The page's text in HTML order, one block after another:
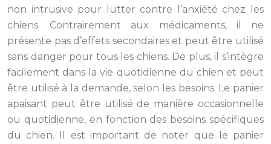
non intrusive pour lutter contre l’anxiété chez les
chiens. Contrairement aux médicaments, il ne
présente pas d’effets secondaires et peut être utilisé
sans danger pour tous les chiens. De plus, il s’intègre
facilement dans la vie quotidienne du chien et peut
être utilisé à la demande, selon les besoins. Le panier
apaisant peut être utilisé de manière occasionnelle
ou quotidienne, en fonction des besoins spécifiques
du chien. Il est important de noter que le panier